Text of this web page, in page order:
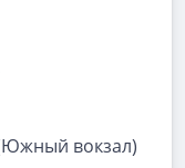
вокзал)